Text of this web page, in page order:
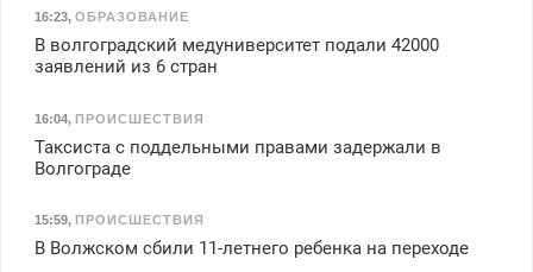
16:23, ОБРАЗОВАНИЕ
В волгоградский медуниверситет подали 42000
заявлений из 6 стран
16:04, ПРОИСШЕСТВИЯ
Таксиста с поддельными правами задержали в
Волгограде
15:59, ПРОИСШЕСТВИЯ
В Волжском сбили 11-летнего ребенка на переходе